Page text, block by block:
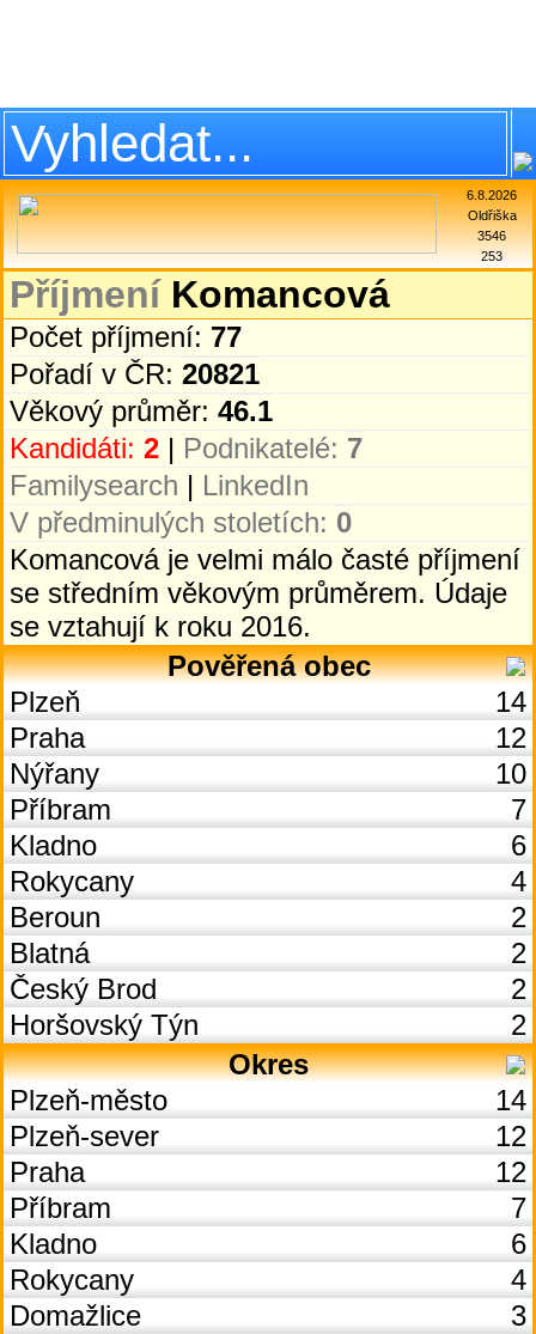
6.8.2026
Oldřiška
3546
253
PříjmeníKomancová
Počet příjmení: 77
Pořadí v ČR: 20821
Věkový průměr: 46.1
Kandidáti: 2 | Podnikatelé: 7
Familysearch | LinkedIn
V předminulých stoletích: 0
Komancová je velmi málo časté příjmení
se středním věkovým průměrem. Údaje
se vztahují k roku 2016.
Pověřená obec
Plzeň
14
Praha
12
Nýřany
10
Příbram
7
Kladno
6
Rokycany
4
Beroun
2
Blatná
2
Český Brod
2
Horšovský Týn
2
Okres
Plzeň-město
14
Plzeň-sever
12
Praha
12
Příbram
7
Kladno
6
Rokycany
4
Domažlice
3